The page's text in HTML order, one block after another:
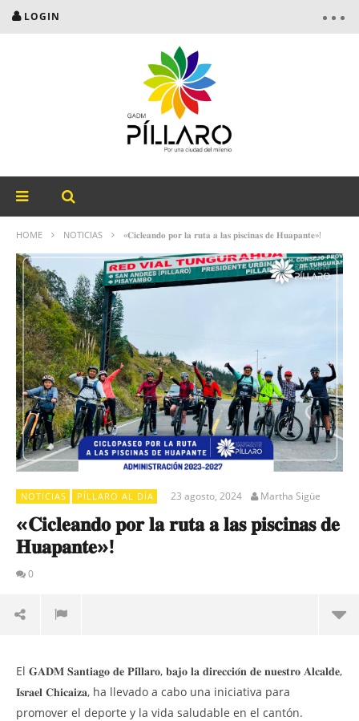
LOGIN
HOME NOTICIAS «𝐂𝐢𝐜𝐥𝐞𝐚𝐧𝐝𝐨 𝐩𝐨𝐫 𝐥𝐚 𝐫𝐮𝐭𝐚 𝐚 𝐥𝐚𝐬 𝐩𝐢𝐬𝐜𝐢𝐧𝐚𝐬 𝐝𝐞 𝐇𝐮𝐚𝐩𝐚𝐧𝐭𝐞»!
NOTICIAS PÍLLARO AL DÍA 23 agosto, 2024 Martha Sigüe
«𝐂𝐢𝐜𝐥𝐞𝐚𝐧𝐝𝐨 𝐩𝐨𝐫 𝐥𝐚 𝐫𝐮𝐭𝐚 𝐚 𝐥𝐚𝐬 𝐩𝐢𝐬𝐜𝐢𝐧𝐚𝐬 𝐝𝐞
𝐇𝐮𝐚𝐩𝐚𝐧𝐭𝐞»!
0
El 𝐆𝐀𝐃𝐌 𝐒𝐚𝐧𝐭𝐢𝐚𝐠𝐨 𝐝𝐞 𝐏𝐢́𝐥𝐥𝐚𝐫𝐨, 𝐛𝐚𝐣𝐨 𝐥𝐚 𝐝𝐢𝐫𝐞𝐜𝐜𝐢𝐨́𝐧 𝐝𝐞 𝐧𝐮𝐞𝐬𝐭𝐫𝐨 𝐀𝐥𝐜𝐚𝐥𝐝𝐞,
𝐈𝐬𝐫𝐚𝐞𝐥 𝐂𝐡𝐢𝐜𝐚𝐢𝐳𝐚, ha llevado a cabo una iniciativa para
promover el deporte y la vida saludable en el cantón.